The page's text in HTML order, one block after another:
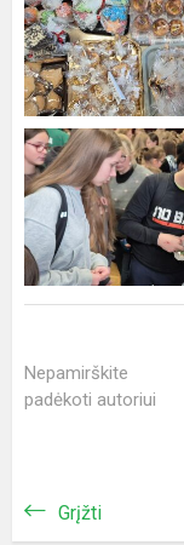
Nepamirškite
padėkoti autoriui
Grįžti